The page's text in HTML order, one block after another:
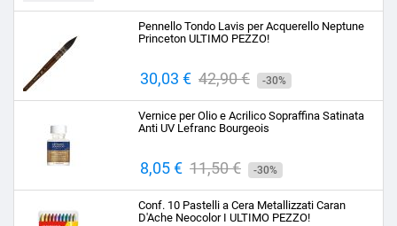
base
Pennello Tondo Lavis per Acquerello Neptune
Princeton ULTIMO PEZZO!
Prezzo
30,03 € Prezzo
base
42,90 € -30%
Vernice per Olio e Acrilico Sopraffina Satinata
Anti UV Lefranc Bourgeois
Prezzo
8,05 € Prezzo
base
11,50 € -30%
Conf. 10 Pastelli a Cera Metallizzati Caran
D'Ache Neocolor I ULTIMO PEZZO!